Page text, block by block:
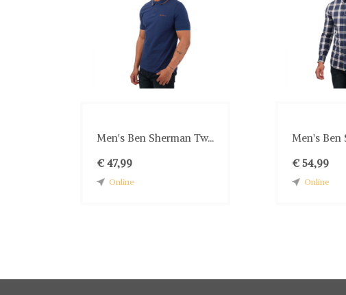
Men's Ben Sherman Tw...
€ 47,99
Online
Men's Ben
€ 54,99
Online